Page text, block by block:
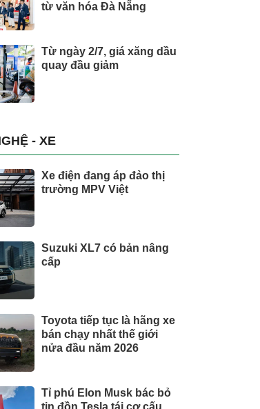
từ văn hóa Đà Nẵng
Từ ngày 2/7, giá xăng dầu
quay đầu giảm
- XE
Xe điện đang áp đảo thị
trường MPV Việt
Suzuki XL7 có bản nâng
cấp
Toyota tiếp tục là hãng xe
bán chạy nhất thế giới
nửa đầu năm 2026
Tỉ phú Elon Musk bác bỏ
tin đồn Tesla tái cơ cấu